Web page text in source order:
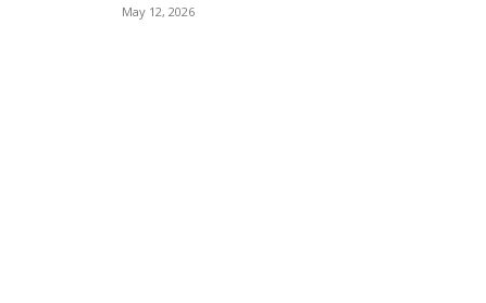
May 12, 2026